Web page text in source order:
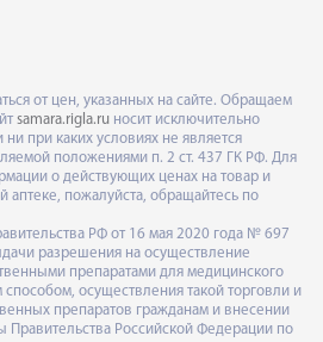
от цен, указанных на сайте. Обращаем
samara.rigla.ru носит исключительно
при каких условиях не является
положениями п. 2 ст. 437 ГК РФ. Для
о действующих ценах на товар и
аптеке, пожалуйста, обращайтесь по
РФ от 16 мая 2020 года № 697
разрешения на осуществление
препаратами для медицинского
осуществления такой торговли и
препаратов гражданам и внесении
Правительства Российской Федерации по